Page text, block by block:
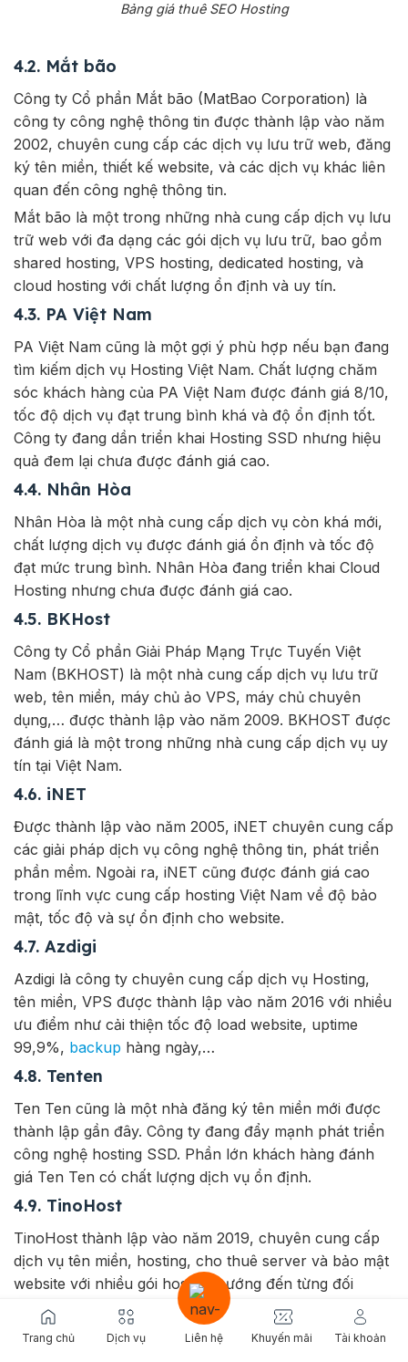
Bảng giá thuê SEO Hosting
4.2. Mắt bão
Công ty Cổ phần Mắt bão (MatBao Corporation) là
công ty công nghệ thông tin được thành lập vào năm
2002, chuyên cung cấp các dịch vụ lưu trữ web, đăng
ký tên miền, thiết kế website, và các dịch vụ khác liên
quan đến công nghệ thông tin.
Mắt bão là một trong những nhà cung cấp dịch vụ lưu
trữ web với đa dạng các gói dịch vụ lưu trữ, bao gồm
shared hosting, VPS hosting, dedicated hosting, và
cloud hosting với chất lượng ổn định và uy tín.
4.3. PA Việt Nam
PA Việt Nam cũng là một gợi ý phù hợp nếu bạn đang
tìm kiếm dịch vụ Hosting Việt Nam. Chất lượng chăm
sóc khách hàng của PA Việt Nam được đánh giá 8/10,
tốc độ dịch vụ đạt trung bình khá và độ ổn định tốt.
Công ty đang dần triển khai Hosting SSD nhưng hiệu
quả đem lại chưa được đánh giá cao.
4.4. Nhân Hòa
Nhân Hòa là một nhà cung cấp dịch vụ còn khá mới,
chất lượng dịch vụ được đánh giá ổn định và tốc độ
đạt mức trung bình. Nhân Hòa đang triển khai Cloud
Hosting nhưng chưa được đánh giá cao.
4.5. BKHost
Công ty Cổ phần Giải Pháp Mạng Trực Tuyến Việt
Nam (BKHOST) là một nhà cung cấp dịch vụ lưu trữ
web, tên miền, máy chủ ảo VPS, máy chủ chuyên
dụng,… được thành lập vào năm 2009. BKHOST được
đánh giá là một trong những nhà cung cấp dịch vụ uy
tín tại Việt Nam.
4.6. iNET
Được thành lập vào năm 2005, iNET chuyên cung cấp
các giải pháp dịch vụ công nghệ thông tin, phát triển
phần mềm. Ngoài ra, iNET cũng được đánh giá cao
trong lĩnh vực cung cấp hosting Việt Nam về độ bảo
mật, tốc độ và sự ổn định cho website.
4.7. Azdigi
Azdigi là công ty chuyên cung cấp dịch vụ Hosting,
tên miền, VPS được thành lập vào năm 2016 với nhiều
ưu điểm như cải thiện tốc độ load website, uptime
99,9%, backup hàng ngày,…
4.8. Tenten
Ten Ten cũng là một nhà đăng ký tên miền mới được
thành lập gần đây. Công ty đang đẩy mạnh phát triển
công nghệ hosting SSD. Phần lớn khách hàng đánh
giá Ten Ten có chất lượng dịch vụ ổn định.
4.9. TinoHost
TinoHost thành lập vào năm 2019, chuyên cung cấp
dịch vụ tên miền, hosting, cho thuê server và bảo mật
website với nhiều gói hosting hướng đến từng đối
tượng khách hàng có mức ngân sách khác nhau.
4.10. 123Host
Trang chủ Dịch vụ Liên hệ Khuyến mãi Tài khoản